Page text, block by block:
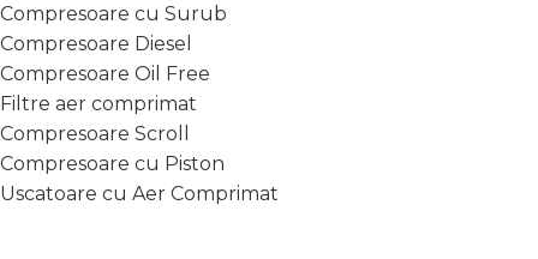
Compresoare cu Surub
Compresoare Diesel
Compresoare Oil Free
Filtre aer comprimat
Compresoare Scroll
Compresoare cu Piston
Uscatoare cu Aer Comprimat